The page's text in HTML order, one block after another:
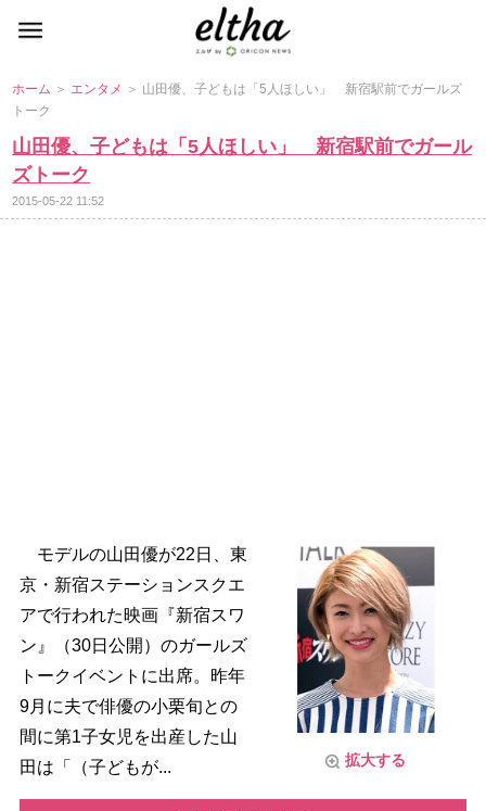
ホーム ＞ エンタメ ＞ 山田優、子どもは「5人ほしい」 新宿駅前でガールズ
トーク
山田優、子どもは「5人ほしい」 新宿駅前でガール
ズトーク
2015-05-22 11:52
拡大する
モデルの山田優が22日、東
京・新宿ステーションスクエ
アで行われた映画『新宿スワ
ン』（30日公開）のガールズ
トークイベントに出席。昨年
9月に夫で俳優の小栗旬との
間に第1子女児を出産した山
田は「（子どもが...